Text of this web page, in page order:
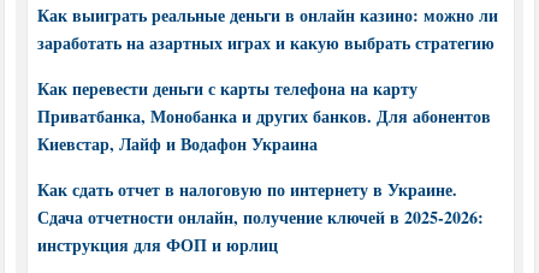
Как выиграть реальные деньги в онлайн казино: можно ли
заработать на азартных играх и какую выбрать стратегию
Как перевести деньги с карты телефона на карту
Приватбанка, Монобанка и других банков. Для абонентов
Киевстар, Лайф и Водафон Украина
Как сдать отчет в налоговую по интернету в Украине.
Сдача отчетности онлайн, получение ключей в 2025-2026:
инструкция для ФОП и юрлиц